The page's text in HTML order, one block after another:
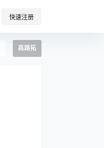
快速注册
高路拓